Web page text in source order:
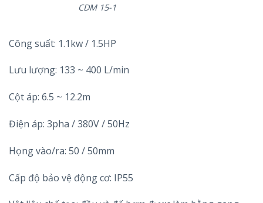
CDM 15-1
Công suất: 1.1kw / 1.5HP
Lưu lượng: 133 ~ 400 L/min
Cột áp: 6.5 ~ 12.2m
Điện áp: 3pha / 380V / 50Hz
Họng vào/ra: 50 / 50mm
Cấp độ bảo vệ động cơ: IP55